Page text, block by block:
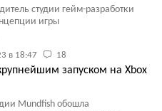
студии гейм-разработки
игры
в 18:47 18
запуском на Xbox
Mundfish обошла